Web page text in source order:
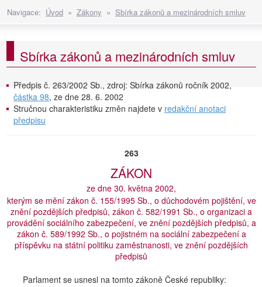
Navigace: Úvod » Zákony » Sbírka zákonů a mezinárodních smluv
Sbírka zákonů a mezinárodních smluv
Předpis č. 263/2002 Sb., zdroj: Sbírka zákonů ročník 2002,
částka 98, ze dne 28. 6. 2002
Stručnou charakteristiku změn najdete v redakční anotaci
předpisu
263
ZÁKON
ze dne 30. května 2002,
kterým se mění zákon č. 155/1995 Sb., o důchodovém pojištění, ve
znění pozdějších předpisů, zákon č. 582/1991 Sb., o organizaci a
provádění sociálního zabezpečení, ve znění pozdějších předpisů, a
zákon č. 589/1992 Sb., o pojistném na sociální zabezpečení a
příspěvku na státní politiku zaměstnanosti, ve znění pozdějších
předpisů
Parlament se usnesl na tomto zákoně České republiky: